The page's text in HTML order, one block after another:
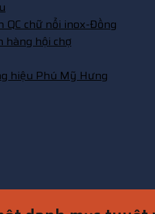
QC chữ nổi inox-Đồng
hàng hội chợ
hiệu Phú Mỹ Hưng